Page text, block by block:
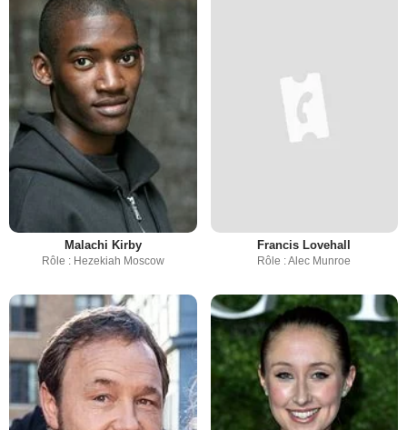
Malachi Kirby
Rôle : Hezekiah Moscow
Francis Lovehall
Rôle : Alec Munroe